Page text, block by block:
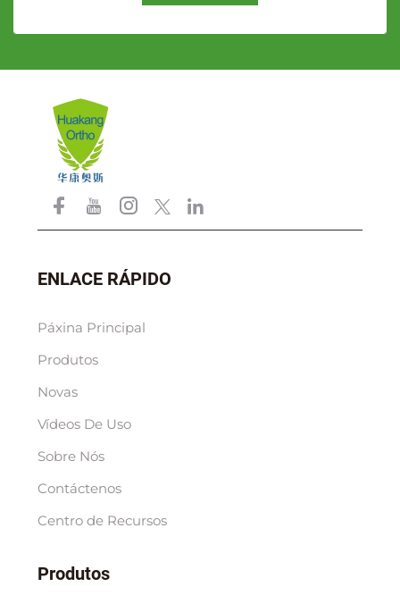
ENLACE RÁPIDO
Páxina Principal
Produtos
Novas
Vídeos De Uso
Sobre Nós
Contáctenos
Centro de Recursos
Produtos